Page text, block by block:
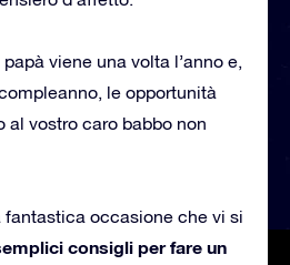
viene una volta l’anno e,
le opportunità
al vostro caro babbo non
fantastica occasione che vi si
consigli per fare un